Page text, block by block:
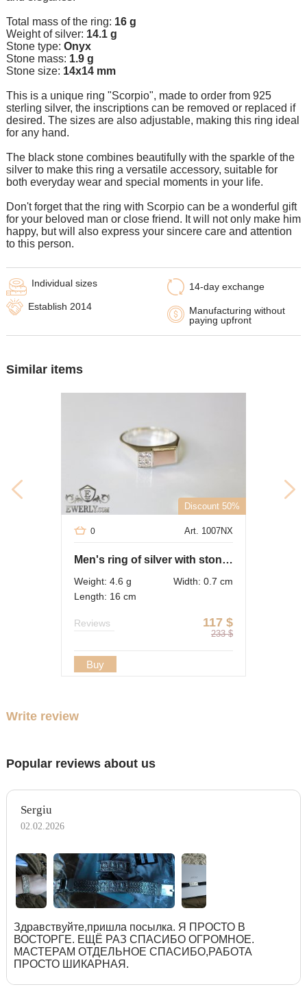
Total mass of the ring: 16 g
Weight of silver: 14.1 g
Stone type: Onyx
Stone mass: 1.9 g
Stone size: 14x14 mm
This is a unique ring "Scorpio", made to order from 925
sterling silver, the inscriptions can be removed or replaced if
desired. The sizes are also adjustable, making this ring ideal
for any hand.
The black stone combines beautifully with the sparkle of the
silver to make this ring a versatile accessory, suitable for
both everyday wear and special moments in your life.
Don't forget that the ring with Scorpio can be a wonderful gift
for your beloved man or close friend. It will not only make him
happy, but will also express your sincere care and attention
to this person.
14-day exchange
Manufacturing without
paying upfront
Individual sizes
Establish 2014
Similar items
Discount 50%
Art. 1007NX
0
Men's ring of silver with stones
Weight: 4.6 g
Width: 0.7 cm
Length: 16 cm
117 $
233 $
Reviews
Buy
Write review
Popular reviews about us
Sergiu
02.02.2026
Здравствуйте,пришла посылка. Я ПРОСТО В
ВОСТОРГЕ. ЕЩЁ РАЗ СПАСИБО ОГРОМНОЕ.
МАСТЕРАМ ОТДЕЛЬНОЕ СПАСИБО,РАБОТА
ПРОСТО ШИКАРНАЯ.